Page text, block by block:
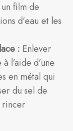
film de
d’eau et les
: Enlever
l’aide d’une
en métal qui
du sel de
rincer